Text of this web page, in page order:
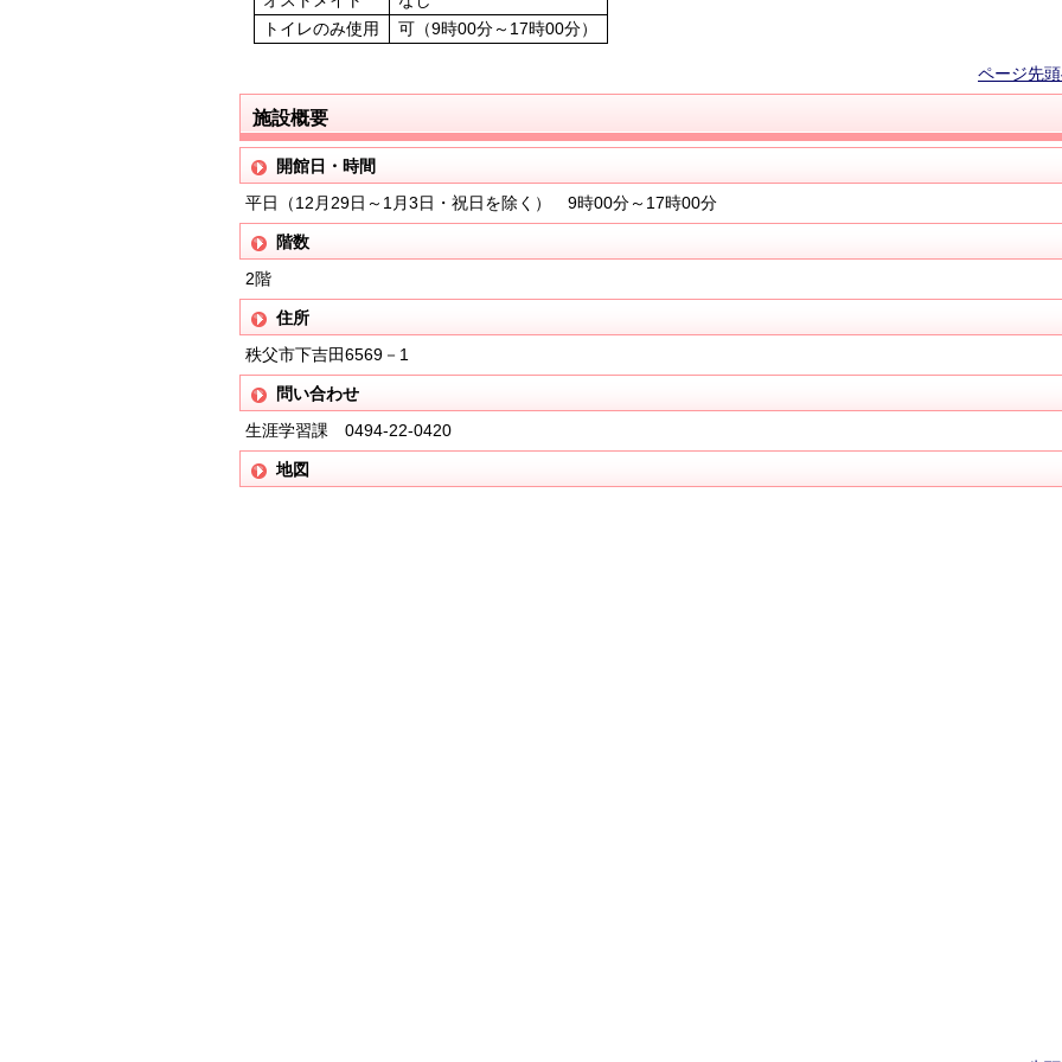
トイレのみ使用
可（9時00分～17時00分）
ページ先
施設概要
開館日・時間
平日（12月29日～1月3日・祝日を除く） 9時00分～17時00分
階数
2階
住所
秩父市下吉田6569－1
問い合わせ
生涯学習課 0494-22-0420
地図